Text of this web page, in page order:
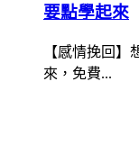
要點學起來
【感情挽回
來，免費...